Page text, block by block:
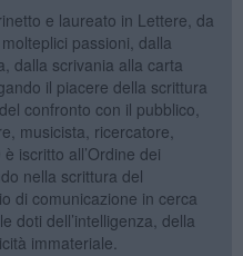
e laureato in Lettere, da
passioni, dalla
dalla scrivania alla carta
il piacere della scrittura
confronto con il pubblico,
musicista, ricercatore,
iscritto all’Ordine dei
nella scrittura del
di comunicazione in cerca
doti dell’intelligenza, della
immateriale.